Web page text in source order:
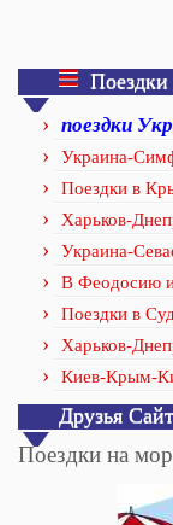
поездки
Украина-
Поездки в
Харьков-
Украина-
В Феодосию
Поездки в
Харьков-
Киев-Крым-
Друзья
Поездки на